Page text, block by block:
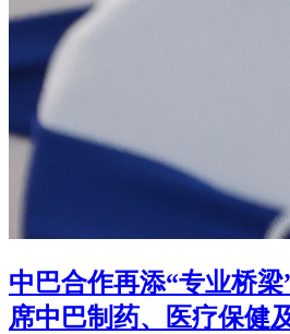
中巴合作再添“专业桥
席中巴制药、医疗保健